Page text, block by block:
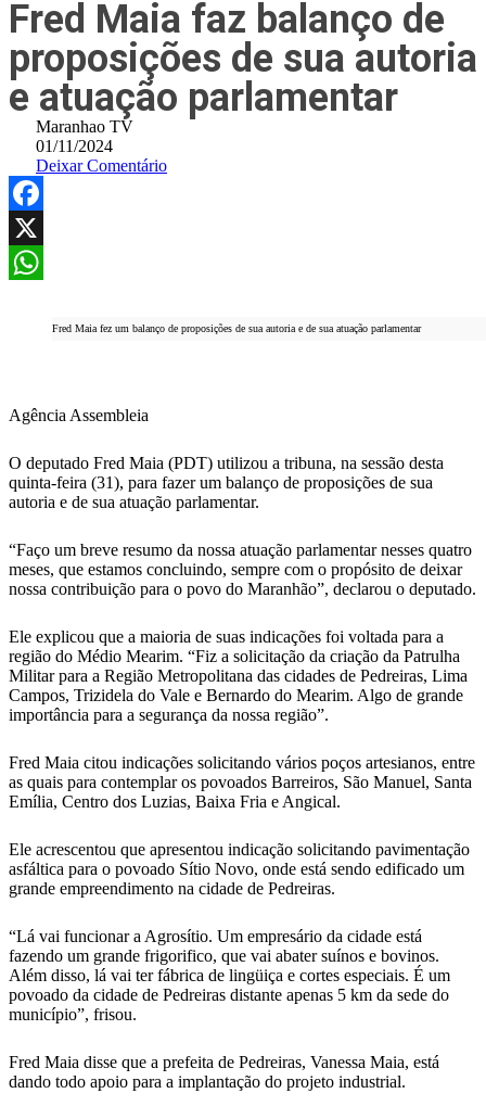
Fred Maia faz balanço de
proposições de sua autoria
e atuação parlamentar
Maranhao TV
01/11/2024
Deixar Comentário
Facebook
X
Fred Maia fez um balanço de proposições de sua autoria e de sua atuação parlamentar
Agência Assembleia
O deputado Fred Maia (PDT) utilizou a tribuna, na sessão desta
quinta-feira (31), para fazer um balanço de proposições de sua
autoria e de sua atuação parlamentar.
“Faço um breve resumo da nossa atuação parlamentar nesses quatro
meses, que estamos concluindo, sempre com o propósito de deixar
nossa contribuição para o povo do Maranhão”, declarou o deputado.
Ele explicou que a maioria de suas indicações foi voltada para a
região do Médio Mearim. “Fiz a solicitação da criação da Patrulha
Militar para a Região Metropolitana das cidades de Pedreiras, Lima
Campos, Trizidela do Vale e Bernardo do Mearim. Algo de grande
importância para a segurança da nossa região”.
Fred Maia citou indicações solicitando vários poços artesianos, entre
as quais para contemplar os povoados Barreiros, São Manuel, Santa
Emília, Centro dos Luzias, Baixa Fria e Angical.
Ele acrescentou que apresentou indicação solicitando pavimentação
asfáltica para o povoado Sítio Novo, onde está sendo edificado um
grande empreendimento na cidade de Pedreiras.
“Lá vai funcionar a Agrosítio. Um empresário da cidade está
fazendo um grande frigorifico, que vai abater suínos e bovinos.
Além disso, lá vai ter fábrica de lingüiça e cortes especiais. É um
povoado da cidade de Pedreiras distante apenas 5 km da sede do
município”, frisou.
Fred Maia disse que a prefeita de Pedreiras, Vanessa Maia, está
dando todo apoio para a implantação do projeto industrial.